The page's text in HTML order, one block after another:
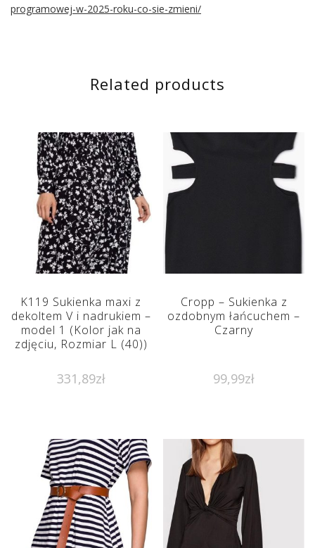
programowej-w-2025-roku-co-sie-zmieni/
Related products
K119 Sukienka maxi z
dekoltem V i nadrukiem –
model 1 (Kolor jak na
zdjęciu, Rozmiar L (40))
331,89zł
Cropp – Sukienka z
ozdobnym łańcuchem –
Czarny
99,99zł